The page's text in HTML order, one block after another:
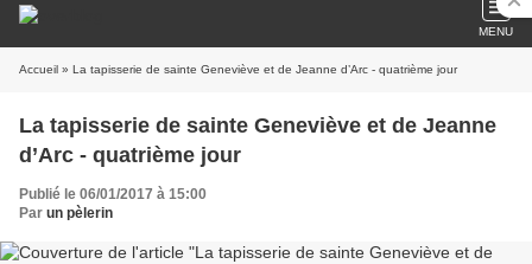
MENU
Accueil » La tapisserie de sainte Geneviève et de Jeanne d’Arc - quatrième jour
La tapisserie de sainte Geneviève et de Jeanne
d’Arc - quatrième jour
Publié le 06/01/2017 à 15:00
Par un pèlerin